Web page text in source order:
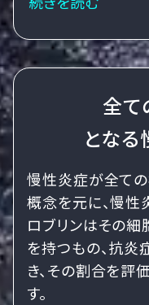
全て
とな
慢性炎症が全て
概念を元に、慢性
ロブリンはその
を持つもの、抗
き、その割合を評
す。